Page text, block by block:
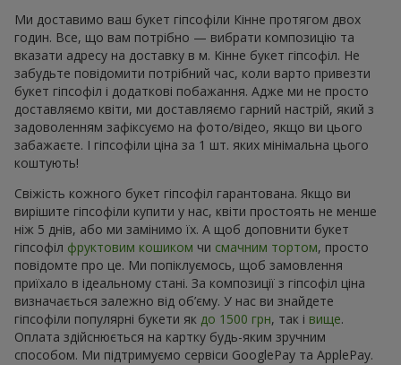
Ми доставимо ваш букет гіпсофіли Кінне протягом двох
годин. Все, що вам потрібно — вибрати композицію та
вказати адресу на доставку в м. Кінне букет гіпсофіл. Не
забудьте повідомити потрібний час, коли варто привезти
букет гіпсофіл і додаткові побажання. Адже ми не просто
доставляємо квіти, ми доставляємо гарний настрій, який з
задоволенням зафіксуємо на фото/відео, якщо ви цього
забажаєте. І гіпсофіли ціна за 1 шт. яких мінімальна цього
коштують!
Свіжість кожного букет гіпсофіл гарантована. Якщо ви
вирішите гіпсофіли купити у нас, квіти простоять не менше
ніж 5 днів, або ми замінимо їх. А щоб доповнити букет
гіпсофіл фруктовим кошиком чи смачним тортом, просто
повідомте про це. Ми попіклуємось, щоб замовлення
приїхало в ідеальному стані. За композиції з гіпсофіл ціна
визначається залежно від об’єму. У нас ви знайдете
гіпсофіли популярні букети як до 1500 грн, так і вище.
Оплата здійснюється на картку будь-яким зручним
способом. Ми підтримуємо сервіси GooglePay та ApplePay.